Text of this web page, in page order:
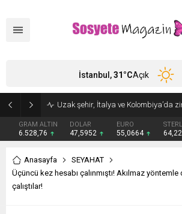
GRAM ALTIN
6.528,76
DOLAR
47,5952
EURO
55,0664
İstanbul,31°CAçık
Anasayfa
SEYAHAT
Üçüncü kez hesabı çalınmıştı! Akılmaz yöntemle
çalıştılar!